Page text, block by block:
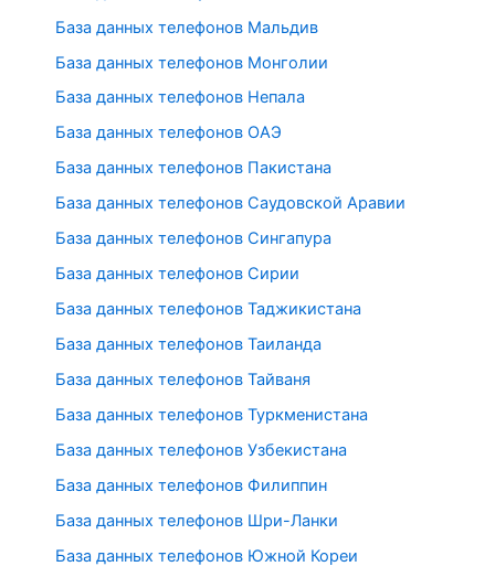
База данных телефонов Мальдив
База данных телефонов Монголии
База данных телефонов Непала
База данных телефонов ОАЭ
База данных телефонов Пакистана
База данных телефонов Саудовской Аравии
База данных телефонов Сингапура
База данных телефонов Сирии
База данных телефонов Таджикистана
База данных телефонов Таиланда
База данных телефонов Тайваня
База данных телефонов Туркменистана
База данных телефонов Узбекистана
База данных телефонов Филиппин
База данных телефонов Шри-Ланки
База данных телефонов Южной Кореи